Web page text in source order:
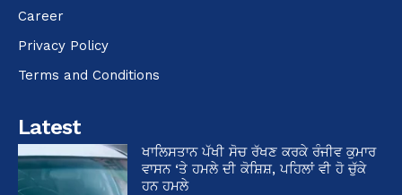
Career
Privacy Policy
Terms and Conditions
Latest
ਖਾਲਿਸਤਾਨ ਪੱਖੀ ਸੋਚ ਰੱਖਣ ਕਰਕੇ ਰੰਜੀਵ ਕੁਮਾਰ
ਵਾਸਨ ‘ਤੇ ਹਮਲੇ ਦੀ ਕੋਸ਼ਿਸ਼, ਪਹਿਲਾਂ ਵੀ ਹੋ ਚੁੱਕੇ
ਹਨ ਹਮਲੇ